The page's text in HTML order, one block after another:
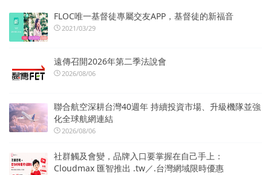
FLOC唯一基督徒專屬交友APP，基督徒的新福音
2021/03/29
遠傳召開2026年第二季法說會
2026/08/06
聯合航空深耕台灣40週年 持續投資市場、升級機隊並強
化全球航網連結
2026/08/06
社群觸及會變，品牌入口要掌握在自己手上：
Cloudmax 匯智推出 .tw／.台灣網域限時優惠